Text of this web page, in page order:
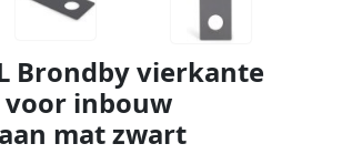
Brondby vierkante
inbouw
mat zwart